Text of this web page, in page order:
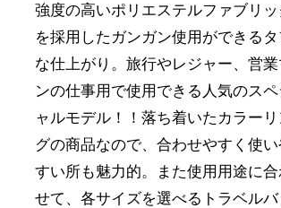
強度の高いポリエステルファブリッ
を採用したガンガン使用ができるタ
な仕上がり。旅行やレジャー、営業
ンの仕事用で使用できる人気のスペ
ャルモデル！！落ち着いたカラーリ
グの商品なので、合わせやすく使
すい所も魅力的。また使用用途に合
せて、各サイズを選べるトラベルバ